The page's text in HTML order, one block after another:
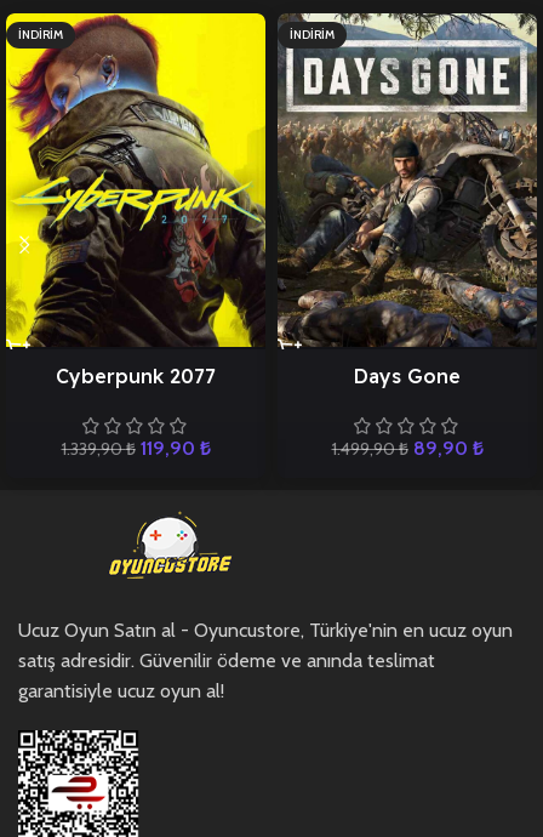
İNDIRIM
Cyberpunk 2077
1.339,90₺ 119,90 ₺
İNDIRIM
Days Gone
1.499,90₺ 89,90 ₺
Ucuz Oyun Satın al - Oyuncustore, Türkiye'nin en ucuz oyun
satış adresidir. Güvenilir ödeme ve anında teslimat
garantisiyle ucuz oyun al!